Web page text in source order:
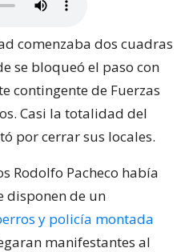
comenzaba dos cuadras
se bloqueó el paso con
contingente de Fuerzas
Casi la totalidad del
por cerrar sus locales.
Rodolfo Pacheco había
disponen de un
y policía montada
manifestantes al